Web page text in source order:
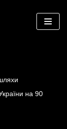
на 90